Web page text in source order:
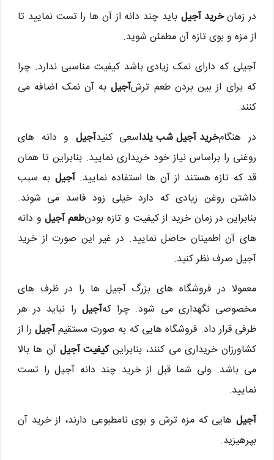
در زمانخرید آجیل باید چند دانه از آن ها را تست نمایید تا
از مزه و بوی تازه آن مطمئن شوید.
آجیلی که دارای نمک زیادی باشد کیفیت مناسبی ندارد. چرا
که برای از بین بردن طعم ترشآجیلبه آن نمک اضافه می
کنند.
در هنگامخرید آجیل شب یلداسعی کنیدآجیل و دانه های
روغنی را براساس نیاز خود خریداری نمایید. بنابراین تا همان
قد که تازه هستند از آن ها استفاده نمایید.آجیل به سبب
داشتن روغن زیادی که دارد خیلی زود فاسد می شوند.
بنابراین در زمان خرید از کیفیت و تازه بودنطعم آجیلو دانه
های آن اطمینان حاصل نمایید. در غیر این صورت از خرید
آجیل صرف نظر کنید.
معمولا در فروشگاه های بزرگ آجیل ها را در ظرف های
مخصوصی نگهداری می شود. چرا کهآجیل را نباید در هر
ظرفی قرار داد. فروشگاه هایی که به صورت مستقیمآجیلرا از
کشاورزان خریداری می کنند، بنابراینکیفیت آجیل آن ها بالا
می باشد. ولی شما قبل از خرید چند دانه آجیل را تست
نمایید.
آجیل هایی که مزه ترش و بوی نامطبوعی دارند، از خرید آن
بپرهیزید.